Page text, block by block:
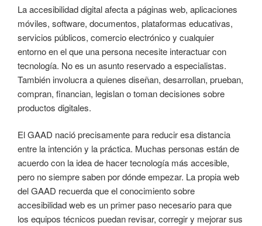
La accesibilidad digital afecta a páginas web, aplicaciones
móviles, software, documentos, plataformas educativas,
servicios públicos, comercio electrónico y cualquier
entorno en el que una persona necesite interactuar con
tecnología. No es un asunto reservado a especialistas.
También involucra a quienes diseñan, desarrollan, prueban,
compran, financian, legislan o toman decisiones sobre
productos digitales.
El GAAD nació precisamente para reducir esa distancia
entre la intención y la práctica. Muchas personas están de
acuerdo con la idea de hacer tecnología más accesible,
pero no siempre saben por dónde empezar. La propia web
del GAAD recuerda que el conocimiento sobre
accesibilidad web es un primer paso necesario para que
los equipos técnicos puedan revisar, corregir y mejorar sus